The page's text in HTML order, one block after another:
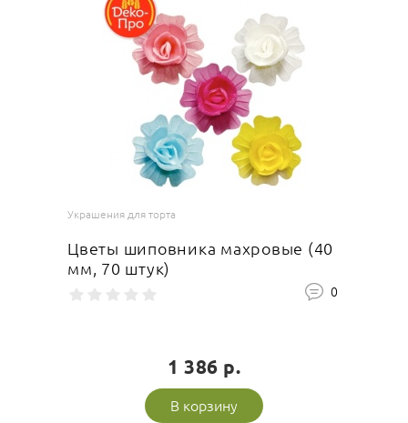
Украшения для торта
Цветы шиповника махровые (40
мм, 70 штук)
0
1 386 р.
В корзину